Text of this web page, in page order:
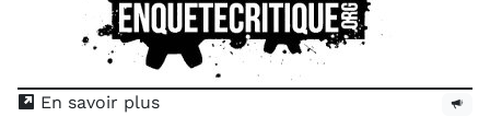
En savoir plus